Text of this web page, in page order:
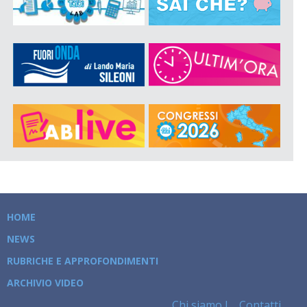
HOME
NEWS
RUBRICHE E APPROFONDIMENTI
ARCHIVIO VIDEO